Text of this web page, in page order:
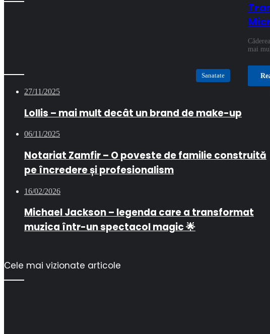
Sanatate
mai
27/11/2025
Lollis – mai mult decât un brand de make-up
06/11/2025
Notariat Zamfir – O poveste de familie construită
pe încredere și profesionalism
16/02/2026
Michael Jackson – legenda care a transformat
muzica într-un spectacol magic 🌟
Cele mai vizionate articole